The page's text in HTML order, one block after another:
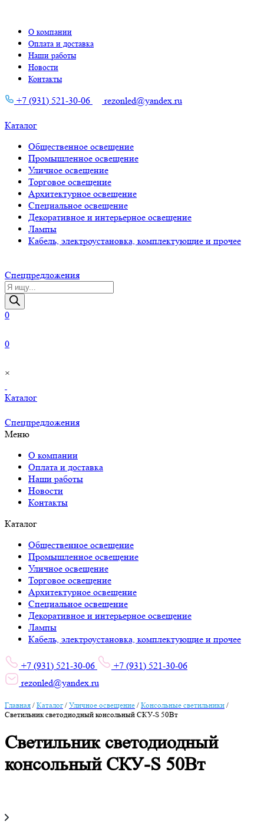
О компании
Оплата и доставка
Наши работы
Новости
Контакты
+7 (931) 521-30-06 rezonled@yandex.ru
Каталог
Общественное освещение
Промышленное освещение
Уличное освещение
Торговое освещение
Архитектурное освещение
Специальное освещение
Декоративное и интерьерное освещение
Лампы
Кабель, электроустановка, комплектующие и прочее
Cпецпредложения
Поиск
товаров
0
0
×
Каталог
Cпецпредложения
Меню
О компании
Оплата и доставка
Наши работы
Новости
Контакты
Каталог
Общественное освещение
Промышленное освещение
Уличное освещение
Торговое освещение
Архитектурное освещение
Специальное освещение
Декоративное и интерьерное освещение
Лампы
Кабель, электроустановка, комплектующие и прочее
+7 (931) 521-30-06
+7 (931) 521-30-06
rezonled@yandex.ru
Главная / Каталог/ Уличное освещение / Консольные светильники /
Светильник светодиодный консольный СКУ-S 50Вт
Светильник светодиодный
консольный СКУ-S 50Вт